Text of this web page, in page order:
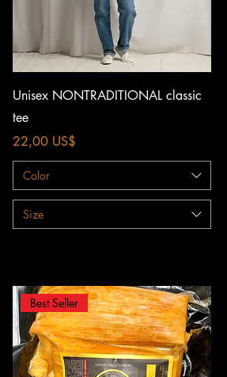
Vista rápida
Unisex NONTRADITIONAL classic
tee
Precio
22,00 US$
Color
Size
Best Seller